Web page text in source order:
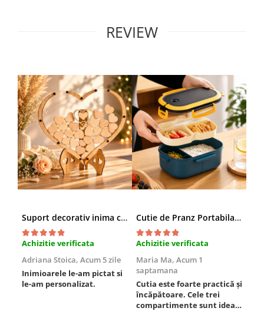
REVIEW
Suport decorativ inima cu mesaje, Cadou cu suflet
Achizitie verificata
Adriana Stoica, Acum 5 zile
Inimioarele le-am pictat si
le-am personalizat.
Cutie de Pranz Portabila cu Compartimente
Achizitie verificata
Maria Ma, Acum 1
saptamana
Cutia este foarte practică și
încăpătoare. Cele trei
compartimente sunt ideale